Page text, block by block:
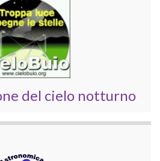
del cielo notturno